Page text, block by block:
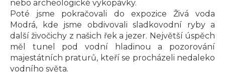
nebo archeologické vykopávky.
Poté jsme pokračovali do expozice Živá voda
Modrá, kde jsme obdivovali sladkovodní ryby a
další živočichy z našich řek a jezer. Největší úspěch
měl tunel pod vodní hladinou a pozorování
majestátních praturů, kteří se procházeli nedaleko
vodního světa.